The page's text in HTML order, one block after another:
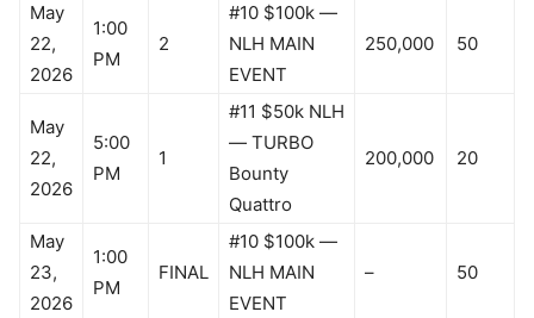
May
22,
2026
1:00
PM
2
#10 $100k —
NLH MAIN
EVENT
250,000 50
May
22,
2026
5:00
PM
1
#11 $50k NLH
— TURBO
Bounty
Quattro
200,000 20
May
23,
2026
1:00
PM
FINAL
#10 $100k —
NLH MAIN
EVENT
– 50